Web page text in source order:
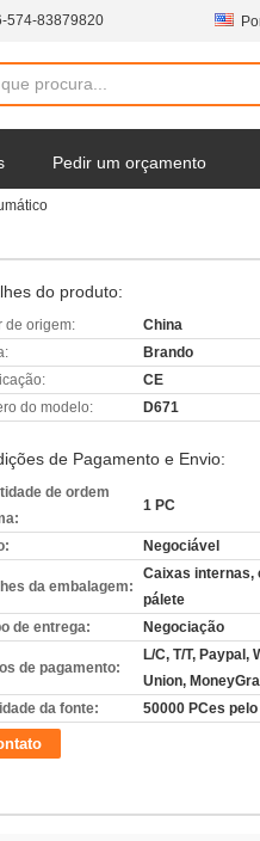
574-83879820
Pedir um orçamento
do produto:
de origem:
China
Brando
CE
do modelo:
D671
de Pagamento e Envio:
de ordem
1 PC
Negociável
da embalagem:
Caixas internas,
pálete
de entrega:
Negociação
de pagamento:
L/C, T/T, Paypal,
Union,
da fonte:
50000 PCes